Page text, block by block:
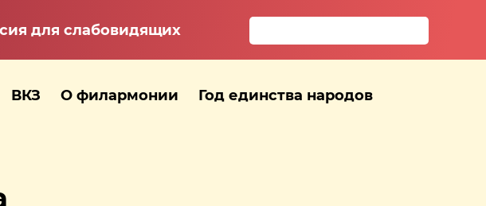
для слабовидящих
ВКЗ О филармонии
Год единства народов